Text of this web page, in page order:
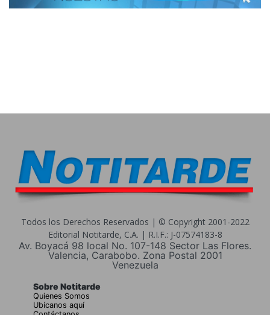
Todos los Derechos Reservados | © Copyright 2001-2022
Editorial Notitarde, C.A. | R.I.F.: J-07574183-8
Av. Boyacá 98 local No. 107-148 Sector Las Flores.
Valencia, Carabobo. Zona Postal 2001
Venezuela
Sobre Notitarde
Quienes Somos
Ubícanos aquí